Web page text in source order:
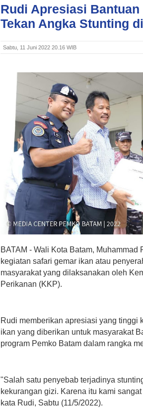
Rudi Apresiasi Bantuan
Tekan Angka Stunting
Sabtu, 11 Juni 2022 20.16 WIB
BATAM - Wali Kota Batam,
kegiatan safari gemar ikan atau
masyarakat yang dilaksanakan oleh
Perikanan (KKP).
Rudi memberikan apresiasi yang tinggi
ikan yang diberikan untuk masyarakat
program Pemko Batam dalam rangka
"Salah satu penyebab terjadinya
kekurangan gizi. Karena itu kami
kata Rudi, Sabtu (11/5/2022).